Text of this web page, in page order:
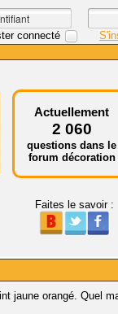
connecté
Actuellement
2 060
questions dans le
forum décoration
Faites le savoir :
jaune orangé. Quel